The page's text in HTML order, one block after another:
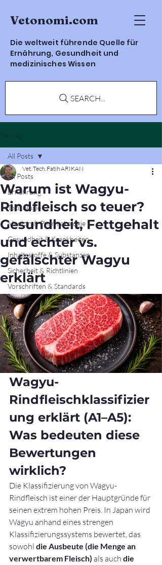
Vetonomi.com
Die weltweit führende Quelle für
Ernährung, Gesundheit und
medizinisches Wissen
SEARCH...
Beitrag
All Posts
Ernährung
Toxikologie
Medizin & Pharmakologie
Gesundheit & Krankheiten
Inhaltsstoffe & Substanzen
Sicherheit & Richtlinien
Vorschriften & Standards
All Posts
Warum ist Wagyu-
Rindfleisch so teuer?
Gesundheit, Fettgehalt
und echter vs.
gefälschter Wagyu
erklärt
Vet. Tech. Fatih ARIKAN
Wagyu-
Rindfleischklassifizier
ung erklärt (A1–A5):
Was bedeuten diese
Bewertungen
wirklich?
Die Klassifizierung von Wagyu-
Rindfleisch ist einer der Hauptgründe für
seinen extrem hohen Preis. In Japan wird
Wagyu anhand eines strengen
Klassifizierungssystems bewertet, das
sowohl die Ausbeute (die Menge an
verwertbarem Fleisch) als auch die